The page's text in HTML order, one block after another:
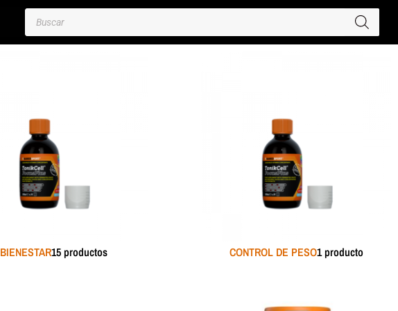
productos
BIENESTAR15 productos CONTROL DE PESO1 producto